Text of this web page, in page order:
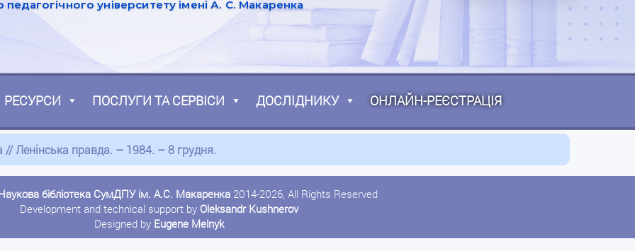
університету імені А. С. Макаренка
РЕСУРСИ ПОСЛУГИ ТА СЕРВІСИ ДОСЛІДНИКУ ОНЛАЙН-РЕЄСТРАЦІЯ
Ленінська правда. – 1984. – 8 грудня.
бібліотека СумДПУ ім. А.С. Макаренка 2014-2026, All Rights Reserved
Development and technical support by Oleksandr Kushnerov
Designed by Eugene Melnyk